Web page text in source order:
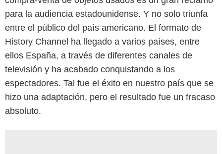
para la audiencia estadounidense. Y no solo triunfa
entre el público del país americano. El formato de
History Channel ha llegado a varios países, entre
ellos España, a través de diferentes canales de
televisión y ha acabado conquistando a los
espectadores. Tal fue el éxito en nuestro país que se
hizo una adaptación, pero el resultado fue un fracaso
absoluto.